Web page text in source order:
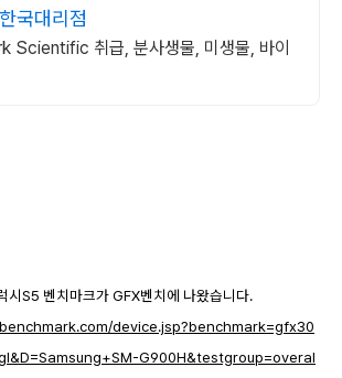
국대리점
Scientific 취급, 분사생물, 미생물, 바이
시S5 벤치마크가 GFX벤치에 나왔습니다.
device.jsp?benchmark=gfx30
G900H&testgroup=overal